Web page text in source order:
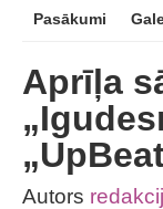
Pasākumi
Aprīļa
Autors